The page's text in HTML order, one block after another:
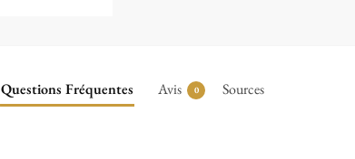
Questions Fréquentes Avis 0 Sources